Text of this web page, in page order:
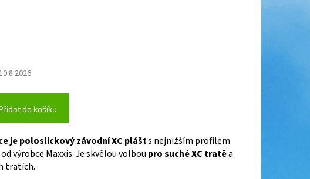
do košíku
je poloslickový závodní XC plášťs nejnižším profilem
výrobce Maxxis. Je skvělou volbou pro suché XC tratěa
tratích.